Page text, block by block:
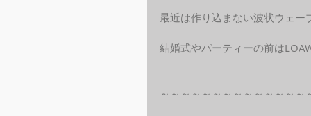
最近は作り込まない波状ウェ
結婚式やパーティーの前は
～～～～～～～～～～～～～～